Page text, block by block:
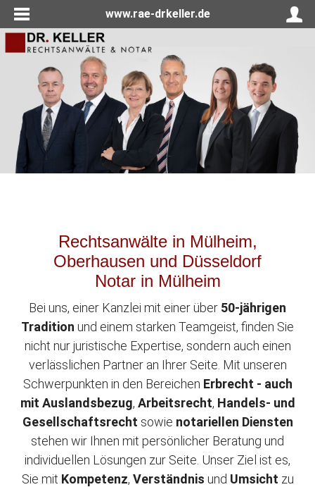
www.rae-drkeller.de
Rechtsanwälte in Mülheim,
Oberhausen und Düsseldorf
Notar in Mülheim
Bei uns, einer Kanzlei mit einer über 50-jährigen
Tradition und einem starken Teamgeist, finden Sie
nicht nur juristische Expertise, sondern auch einen
verlässlichen Partner an Ihrer Seite. Mit unseren
Schwerpunkten in den Bereichen Erbrecht - auch
mit Auslandsbezug, Arbeitsrecht, Handels- und
Gesellschaftsrecht sowie notariellen Diensten
stehen wir Ihnen mit persönlicher Beratung und
individuellen Lösungen zur Seite. Unser Ziel ist es,
Sie mit Kompetenz, Verständnis und Umsicht zu